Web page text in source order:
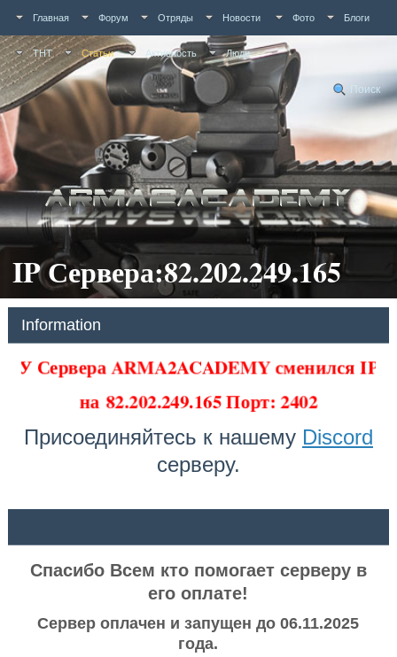
Главная Форум Отряды Новости Фото Блоги
ТНТ Статьи Активность Люди
Поиск
IP Сервера:82.202.249.165
Information
У Сервера ARMA2ACADEMY сменился IP
на82.202.249.165 Порт: 2402
Присоединяйтесь к нашему Discord
серверу.
Спасибо Всем кто помогает серверу в
его оплате!
Сервер оплачен и запущен до 06.11.2025
года.